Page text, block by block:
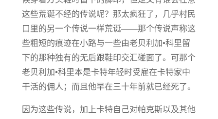
这些荒诞不经的传说呢？那太疯狂了，几乎村民
口里的另一个传说一样荒诞——那个传说声称这
些粗短的痕迹在小路与一些由老贝利加•科里留
下的那种独有的无后跟鞋印交汇碰面了。可那个
老贝利加•科里本是卡特年轻时受雇在卡特家中
干活的佣人；而且他早在三十年前就已经死了。
因为这些传说，加上卡特自己对帕克斯以及其他